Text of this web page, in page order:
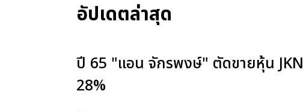
อัปเดตล่าสุด
ปี 65 "แอน จักรพงษ์" ตัดขายหุ้น JKN
28%